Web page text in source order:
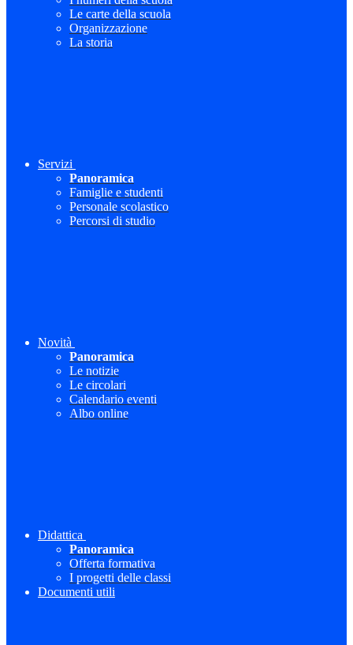
Le carte della scuola
Organizzazione
La storia
Servizi
Panoramica
Famiglie e studenti
Personale scolastico
Percorsi di studio
Novità
Panoramica
Le notizie
Le circolari
Calendario eventi
Albo online
Didattica
Panoramica
Offerta formativa
I progetti delle classi
Documenti utili